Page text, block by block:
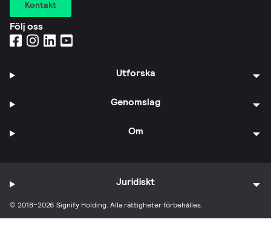
Kontakt
Följ oss
Utforska
Genomslag
Om
© 2018–2026 Signify Holding. Alla rättigheter förbehålles.
Juridiskt